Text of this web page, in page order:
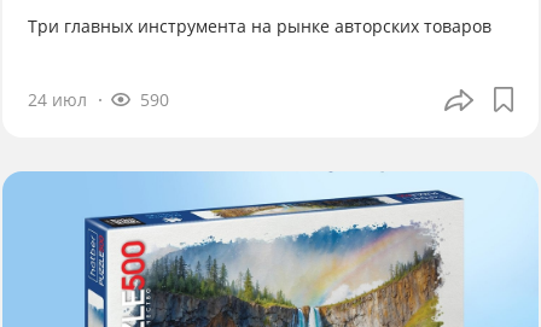
Три главных инструмента на рынке авторских товаров
24 июл 590